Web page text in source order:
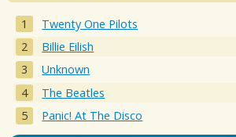
Twenty One Pilots
Billie Eilish
Unknown
The Beatles
Panic! At The Disco